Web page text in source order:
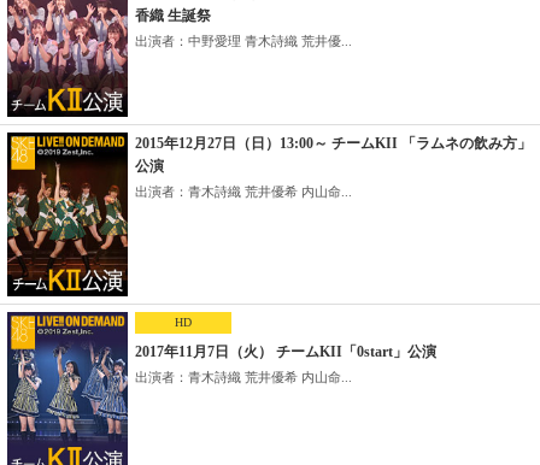
香織 生誕祭
出演者：中野愛理 青木詩織 荒井優...
2015年12月27日（日）13:00～ チームKII 「ラムネの飲み方」
公演
出演者：青木詩織 荒井優希 内山命...
HD
2017年11月7日（火） チームKII「0start」公演
出演者：青木詩織 荒井優希 内山命...